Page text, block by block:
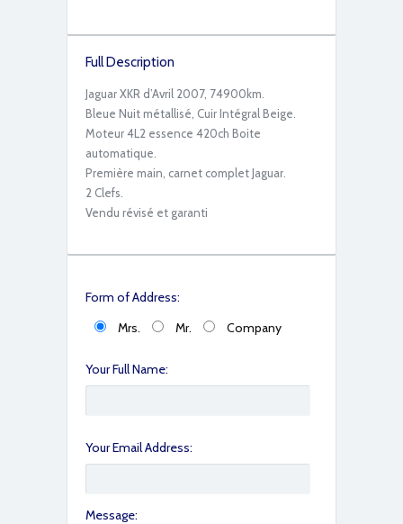
fullsizeoutput_16ee
Full Description
Jaguar XKR d’Avril 2007, 74900km.
Bleue Nuit métallisé, Cuir Intégral Beige.
Moteur 4L2 essence 420ch Boite
automatique.
Première main, carnet complet Jaguar.
2 Clefs.
Vendu révisé et garanti
Form of Address:
Mrs.
Mr. Company
Your Full Name:
Your Email Address:
Message: